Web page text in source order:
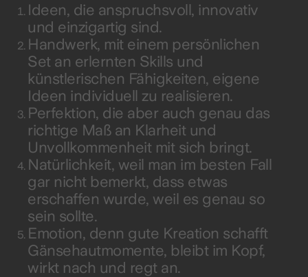
Ideen, die anspruchsvoll, innovativ
und einzigartig sind.
Handwerk, mit einem persönlichen
Set an erlernten Skills und
künstlerischen Fähigkeiten, eigene
Ideen individuell zu realisieren.
Perfektion, die aber auch genau das
richtige Maß an Klarheit und
Unvollkommenheit mit sich bringt.
Natürlichkeit, weil man im besten Fall
gar nicht bemerkt, dass etwas
erschaffen wurde, weil es genau so
sein sollte.
Emotion, denn gute Kreation schafft
Gänsehautmomente, bleibt im Kopf,
wirkt nach und regt an.